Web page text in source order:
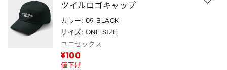
ツイルロゴキャップ
カラー: 09 BLACK
サイズ: ONE SIZE
ユニセックス
¥100
値下げ